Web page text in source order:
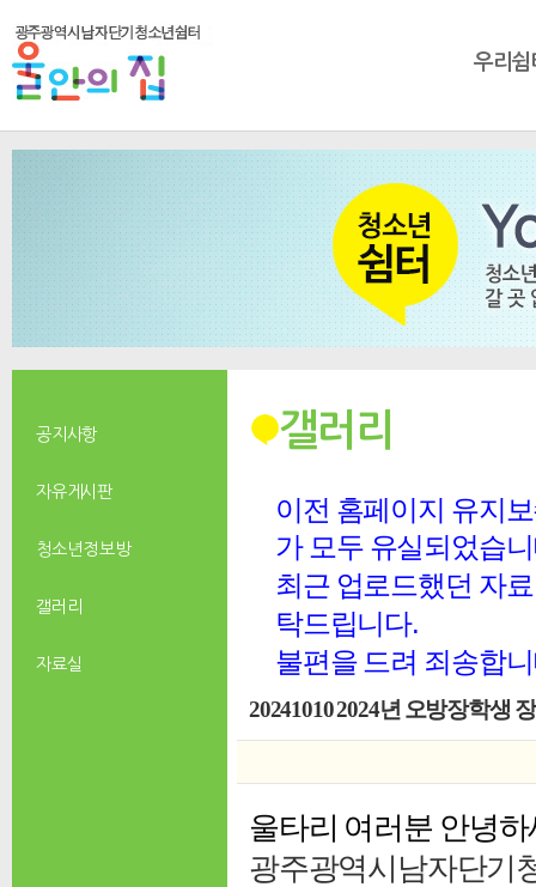
우리쉼
공지사항
자유게시판
청소년 정보방
갤러리
자료실
갤러리
이전 홈페이지 유지
가 모두 유실되었습
최근 업로드했던 자
탁드립니다.
불편을 드려 죄송합
20241010 2024년 오방장학생
울타리 여러분 안녕하
광주광역시남자단기